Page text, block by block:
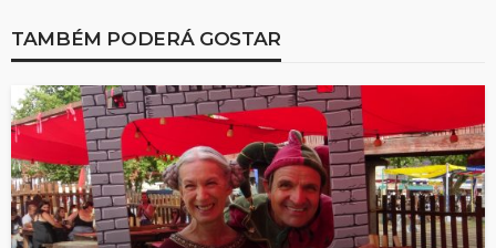
TAMBÉM PODERÁ GOSTAR